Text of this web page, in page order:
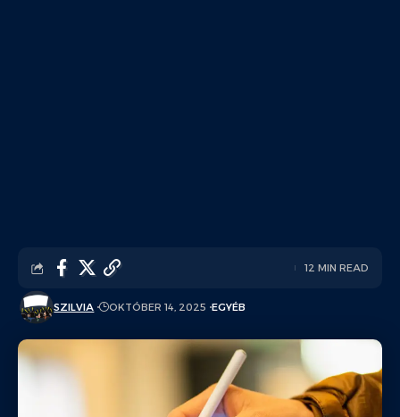
SZILVIA OKTÓBER 14, 2025 EGYÉB
12 MIN READ